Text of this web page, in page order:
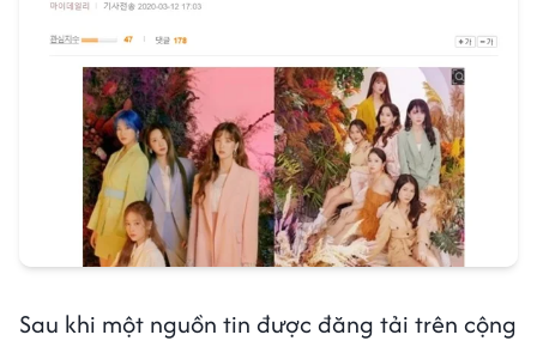
Sau khi một nguồn tin được đăng tải trên cộng